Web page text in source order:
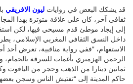
قد يشكك البعض في روايات ليون الافريقي
ثقافي آخر، كان على علاقة متوترة بهذا
إلى إيجاد موطئ قدم مسيحي فيها، لكن
داخل النسق الثقافي المغربي الإسلامي،
الاستفهام، “ففي رواية مناقبية، تعرض أحد
الرحمن الهزميري بأغمات للسرقة
ثمانين دينارا من الذهب وحجر من الياقوت
حاكم المدينة إلى “تفتيش الناس وسجن